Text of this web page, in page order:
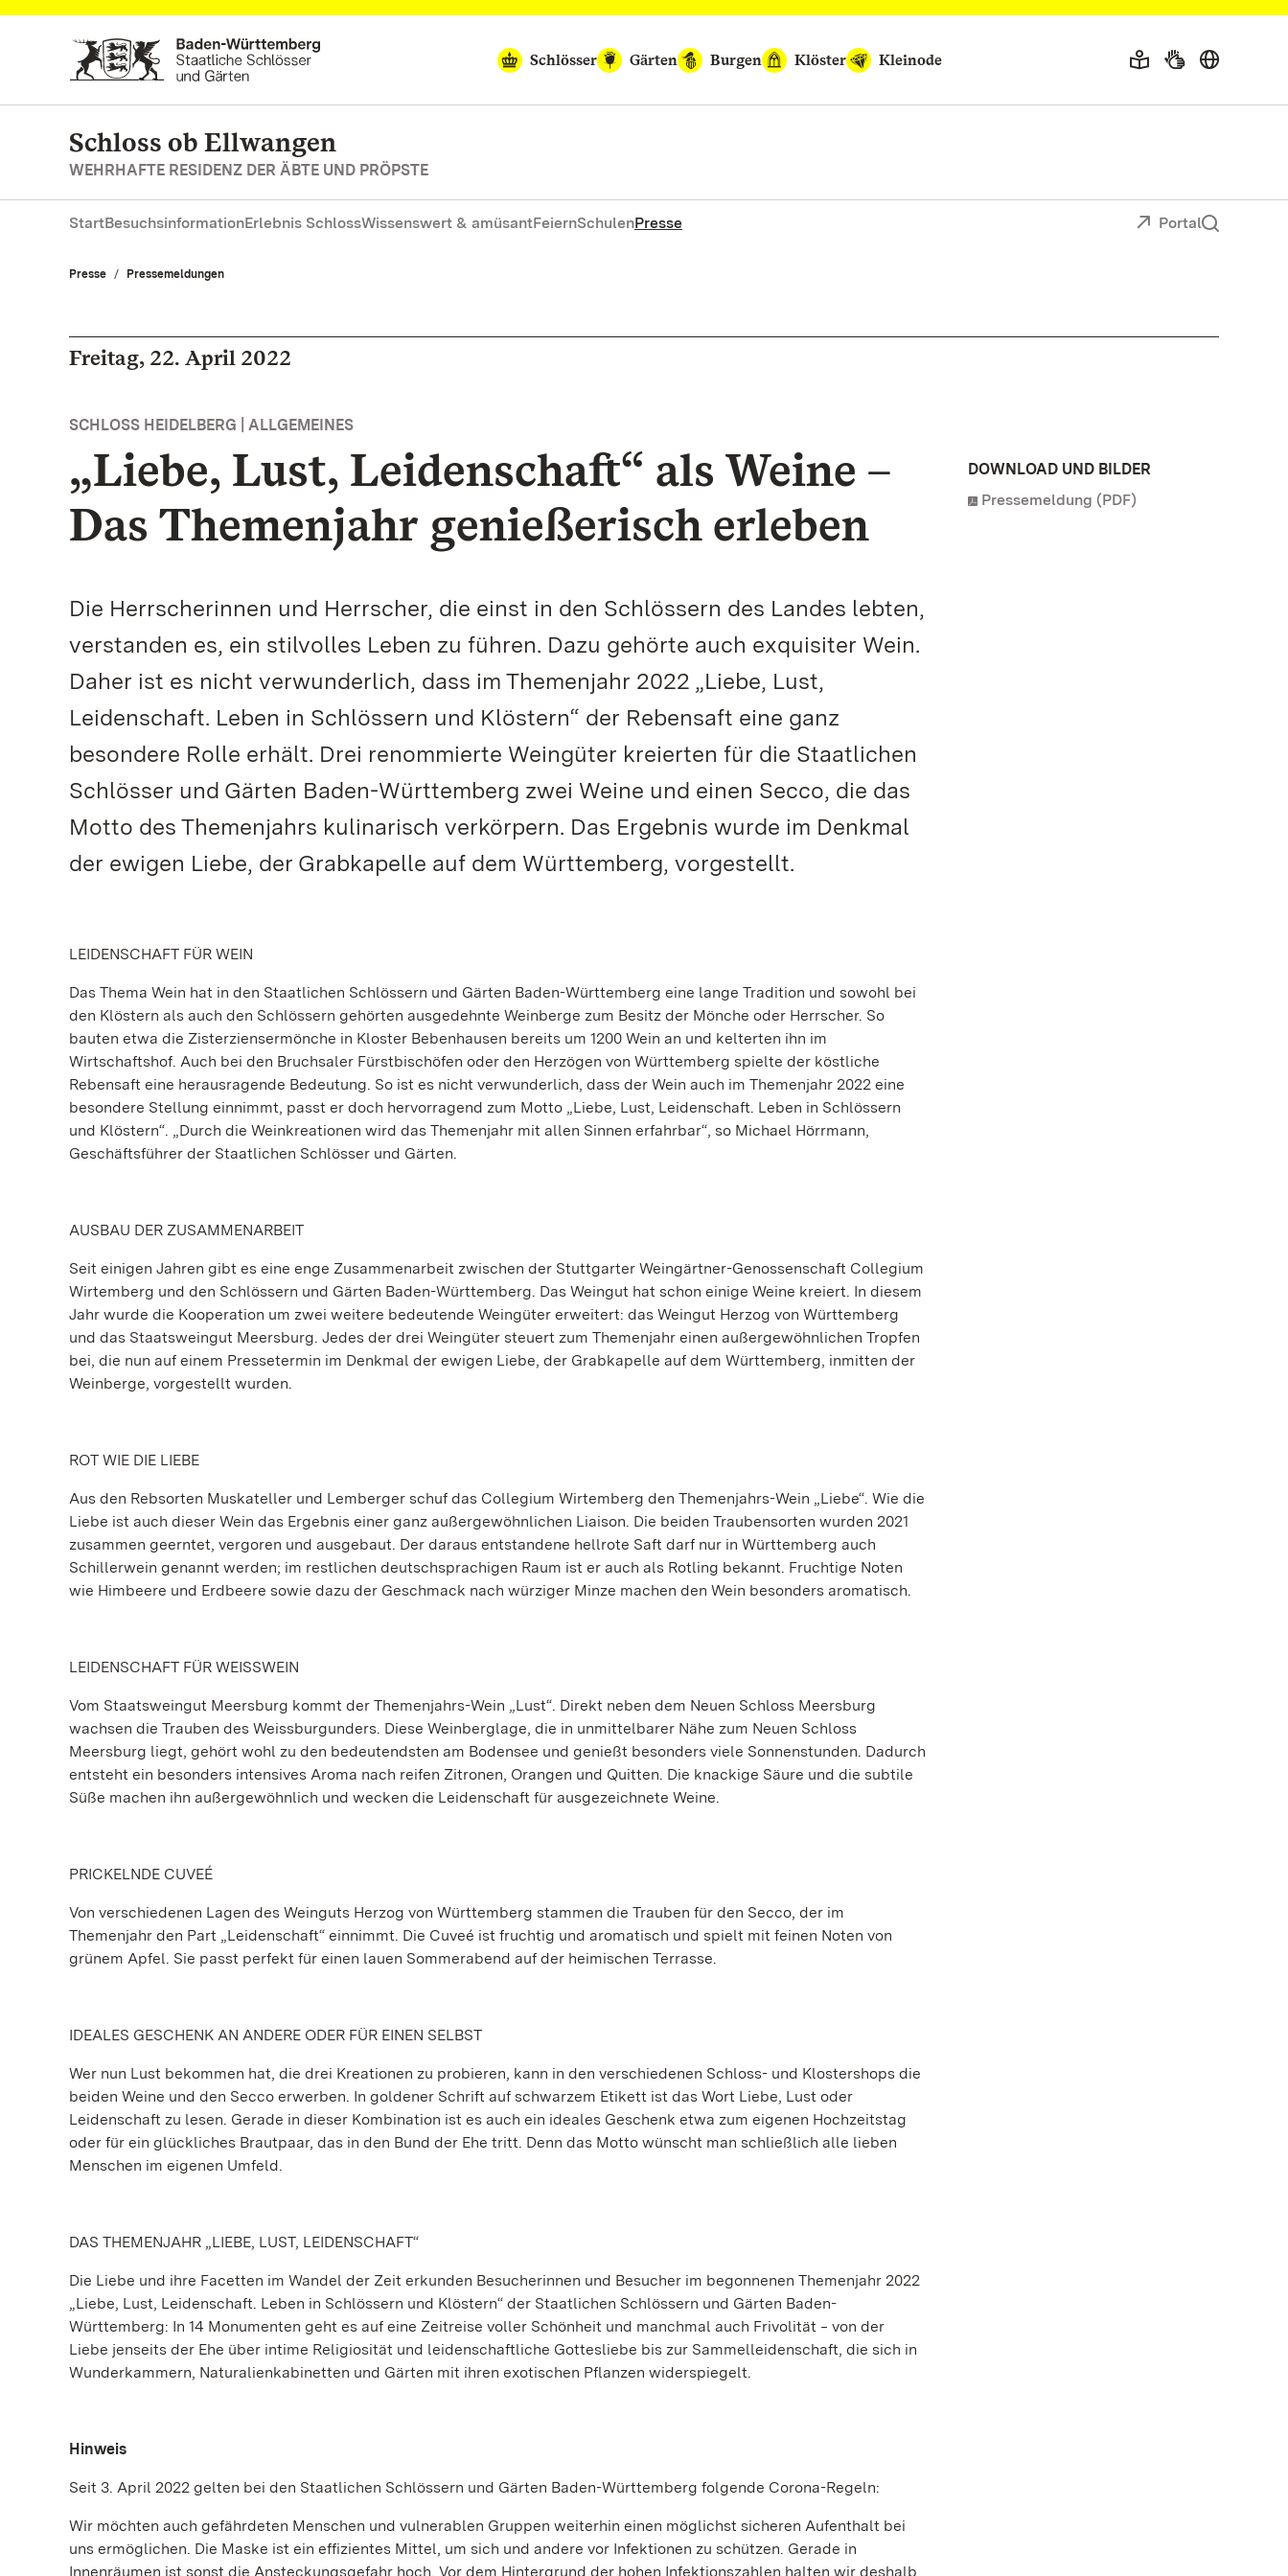
Zum Hauptinhalt springen
Schlösser
Gärten Burgen Klöster Kleinode
Schloss ob Ellwangen
WEHRHAFTE RESIDENZ DER ÄBTE UND PRÖPSTE
StartBesuchsinformationErlebnis SchlossWissenswert & amüsantFeiernSchulenPresse Portal
Presse Pressemeldungen
Freitag, 22. April 2022
SCHLOSS HEIDELBERG | ALLGEMEINES
„Liebe, Lust, Leidenschaft“ als Weine –
Das Themenjahr genießerisch erleben
Die Herrscherinnen und Herrscher, die einst in den Schlössern des Landes lebten,
verstanden es, ein stilvolles Leben zu führen. Dazu gehörte auch exquisiter Wein.
Daher ist es nicht verwunderlich, dass im Themenjahr 2022 „Liebe, Lust,
Leidenschaft. Leben in Schlössern und Klöstern“ der Rebensaft eine ganz
besondere Rolle erhält. Drei renommierte Weingüter kreierten für die Staatlichen
Schlösser und Gärten Baden-Württemberg zwei Weine und einen Secco, die das
Motto des Themenjahrs kulinarisch verkörpern. Das Ergebnis wurde im Denkmal
der ewigen Liebe, der Grabkapelle auf dem Württemberg, vorgestellt.
LEIDENSCHAFT FÜR WEIN
Das Thema Wein hat in den Staatlichen Schlössern und Gärten Baden-Württemberg eine lange Tradition und sowohl bei
den Klöstern als auch den Schlössern gehörten ausgedehnte Weinberge zum Besitz der Mönche oder Herrscher. So
bauten etwa die Zisterziensermönche in Kloster Bebenhausen bereits um 1200 Wein an und kelterten ihn im
Wirtschaftshof. Auch bei den Bruchsaler Fürstbischöfen oder den Herzögen von Württemberg spielte der köstliche
Rebensaft eine herausragende Bedeutung. So ist es nicht verwunderlich, dass der Wein auch im Themenjahr 2022 eine
besondere Stellung einnimmt, passt er doch hervorragend zum Motto „Liebe, Lust, Leidenschaft. Leben in Schlössern
und Klöstern“. „Durch die Weinkreationen wird das Themenjahr mit allen Sinnen erfahrbar“, so Michael Hörrmann,
Geschäftsführer der Staatlichen Schlösser und Gärten.
AUSBAU DER ZUSAMMENARBEIT
Seit einigen Jahren gibt es eine enge Zusammenarbeit zwischen der Stuttgarter Weingärtner-Genossenschaft Collegium
Wirtemberg und den Schlössern und Gärten Baden-Württemberg. Das Weingut hat schon einige Weine kreiert. In diesem
Jahr wurde die Kooperation um zwei weitere bedeutende Weingüter erweitert: das Weingut Herzog von Württemberg
und das Staatsweingut Meersburg. Jedes der drei Weingüter steuert zum Themenjahr einen außergewöhnlichen Tropfen
bei, die nun auf einem Pressetermin im Denkmal der ewigen Liebe, der Grabkapelle auf dem Württemberg, inmitten der
Weinberge, vorgestellt wurden.
ROT WIE DIE LIEBE
Aus den Rebsorten Muskateller und Lemberger schuf das Collegium Wirtemberg den Themenjahrs-Wein „Liebe“. Wie die
Liebe ist auch dieser Wein das Ergebnis einer ganz außergewöhnlichen Liaison. Die beiden Traubensorten wurden 2021
zusammen geerntet, vergoren und ausgebaut. Der daraus entstandene hellrote Saft darf nur in Württemberg auch
Schillerwein genannt werden; im restlichen deutschsprachigen Raum ist er auch als Rotling bekannt. Fruchtige Noten
wie Himbeere und Erdbeere sowie dazu der Geschmack nach würziger Minze machen den Wein besonders aromatisch.
LEIDENSCHAFT FÜR WEISSWEIN
Vom Staatsweingut Meersburg kommt der Themenjahrs-Wein „Lust“. Direkt neben dem Neuen Schloss Meersburg
wachsen die Trauben des Weissburgunders. Diese Weinberglage, die in unmittelbarer Nähe zum Neuen Schloss
Meersburg liegt, gehört wohl zu den bedeutendsten am Bodensee und genießt besonders viele Sonnenstunden. Dadurch
entsteht ein besonders intensives Aroma nach reifen Zitronen, Orangen und Quitten. Die knackige Säure und die subtile
Süße machen ihn außergewöhnlich und wecken die Leidenschaft für ausgezeichnete Weine.
PRICKELNDE CUVEÉ
Von verschiedenen Lagen des Weinguts Herzog von Württemberg stammen die Trauben für den Secco, der im
Themenjahr den Part „Leidenschaft“ einnimmt. Die Cuveé ist fruchtig und aromatisch und spielt mit feinen Noten von
grünem Apfel. Sie passt perfekt für einen lauen Sommerabend auf der heimischen Terrasse.
IDEALES GESCHENK AN ANDERE ODER FÜR EINEN SELBST
Wer nun Lust bekommen hat, die drei Kreationen zu probieren, kann in den verschiedenen Schloss- und Klostershops die
beiden Weine und den Secco erwerben. In goldener Schrift auf schwarzem Etikett ist das Wort Liebe, Lust oder
Leidenschaft zu lesen. Gerade in dieser Kombination ist es auch ein ideales Geschenk etwa zum eigenen Hochzeitstag
oder für ein glückliches Brautpaar, das in den Bund der Ehe tritt. Denn das Motto wünscht man schließlich alle lieben
Menschen im eigenen Umfeld.
DAS THEMENJAHR „LIEBE, LUST, LEIDENSCHAFT“
Die Liebe und ihre Facetten im Wandel der Zeit erkunden Besucherinnen und Besucher im begonnenen Themenjahr 2022
„Liebe, Lust, Leidenschaft. Leben in Schlössern und Klöstern“ der Staatlichen Schlössern und Gärten Baden-
Württemberg: In 14 Monumenten geht es auf eine Zeitreise voller Schönheit und manchmal auch Frivolität ‒ von der
Liebe jenseits der Ehe über intime Religiosität und leidenschaftliche Gottesliebe bis zur Sammelleidenschaft, die sich in
Wunderkammern, Naturalienkabinetten und Gärten mit ihren exotischen Pflanzen widerspiegelt.
Hinweis
Seit 3. April 2022 gelten bei den Staatlichen Schlössern und Gärten Baden-Württemberg folgende Corona-Regeln:
Wir möchten auch gefährdeten Menschen und vulnerablen Gruppen weiterhin einen möglichst sicheren Aufenthalt bei
uns ermöglichen. Die Maske ist ein effizientes Mittel, um sich und andere vor Infektionen zu schützen. Gerade in
Innenräumen ist sonst die Ansteckungsgefahr hoch. Vor dem Hintergrund der hohen Infektionszahlen halten wir deshalb
DOWNLOAD UND BILDER
Pressemeldung (PDF)